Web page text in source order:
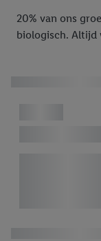
20% van ons
biologisch. Altijd